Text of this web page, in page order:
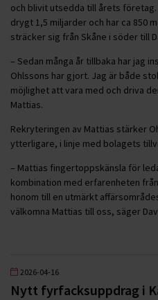
och blivit utsedda till årets
drygt 1,5 miljarder och har ca 850
sträcker sig från Skåne i söder till
– Sedan många år tillbaka har jag
Ohlssons har gjort. Jag är både
möjlighet att vara med och driva
Mattias.
Rekryteringen av Mattias stärker
ytterligare, i linje med bolagets
– Mattias fingertoppskänsla för
kombination med erfarenheten
honom till en utmärkt
välkomna Mattias till oss, säger
2026-04-16
Nytt fyrfacksuppdrag i